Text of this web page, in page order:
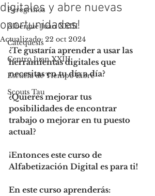
Peregrinos
Albergue Juan XXIII
Catequesis
Centro Juan XXIII
Escuela de Tiempo Libre
Scouts Tau
digitales y abre nuevas
oportunidades!
Actualizado: 22 oct 2024
¿Te gustaría aprender a usar las
herramientas digitales que
necesitas en tu día a día?
¿Quieres mejorar tus
posibilidades de encontrar
trabajo o mejorar en tu puesto
actual?
¡Entonces este curso de
Alfabetización Digital es para ti!
En este curso aprenderás: